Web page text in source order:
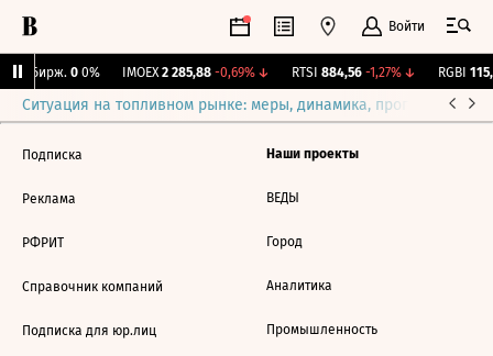
Войти
Бирж. 0 0% IMOEX 2 285,88 -0,69%↓ RTSI 884,56 -1,27%↓ RGBI
Ситуация на топливном рынке: меры, динамика, прогнозы
Подписка
Реклама
РФРИТ
Справочник компаний
Подписка для юр.лиц
Наши проекты
ВЕДЫ
Город
Аналитика
Промышленность